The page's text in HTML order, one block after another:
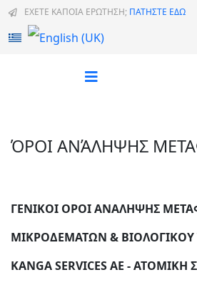
ΕΧΕΤΕ ΚΑΠΟΙΑ ΕΡΩΤΗΣΗ; ΠΑΤΗΣΤΕ ΕΔΩ
Επιλέξτε τη γλώσσα σας
ΌΡΟΙ ΑΝΆΛΗΨΗΣ
ΓΕΝΙΚΟΙ ΟΡΟΙ ΑΝΑΛΗΨΗΣ
ΜΙΚΡΟΔΕΜΑΤΩΝ &
KANGASERVICES AE -